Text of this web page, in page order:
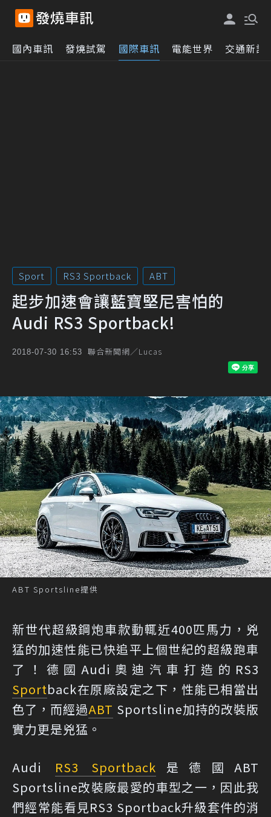
國內車訊 發燒試駕 國際車訊 電能世界 交通新訊
Sport RS3 Sportback ABT
起步加速會讓藍寶堅尼害怕的
Audi RS3 Sportback!
2018-07-30 16:53 聯合新聞網／Lucas
ABT Sportsline提供
新世代超級鋼炮車款動輒近400匹馬力，兇
猛的加速性能已快追平上個世紀的超級跑車
了！德國Audi奧迪汽車打造的RS3
Sportback在原廠設定之下，性能已相當出
色了，而經過ABT Sportsline加持的改裝版
實力更是兇猛。
Audi RS3 Sportback 是德國ABT
Sportsline改裝廠最愛的車型之一，因此我
們經常能看見RS3 Sportback升級套件的消